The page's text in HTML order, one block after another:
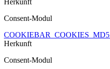
Consent-Modul
COOKIEBAR_COOKIES_MD5
Herkunft
Consent-Modul